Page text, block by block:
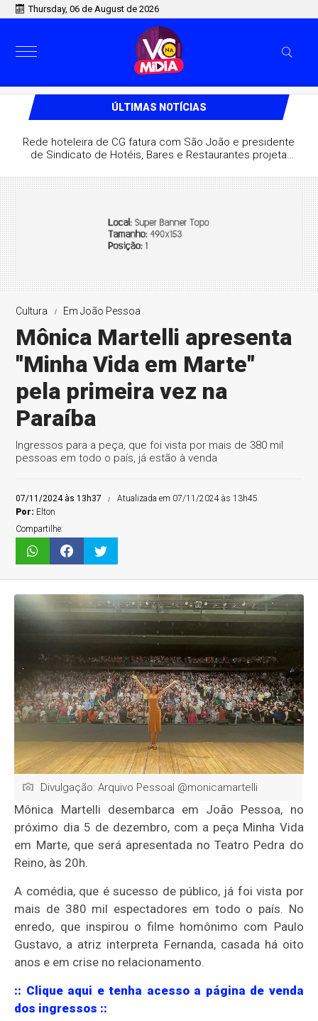
Thursday, 06 de August de 2026
ÚLTIMAS NOTÍCIAS
Rede hoteleira de CG fatura com São João e presidente
de Sindicato de Hotéis, Bares e Restaurantes projeta
Cultura Em João Pessoa
Mônica Martelli apresenta
"Minha Vida em Marte"
pela primeira vez na
Paraíba
Ingressos para a peça, que foi vista por mais de 380 mil
pessoas em todo o país, já estão à venda
07/11/2024 às 13h37
Atualizada em 07/11/2024 às 13h45
Por: Elton
Compartilhe:
Divulgação: Arquivo Pessoal @monicamartelli
Mônica Martelli desembarca em João Pessoa, no
próximo dia 5 de dezembro, com a peça Minha Vida
em Marte, que será apresentada no Teatro Pedra do
Reino, às 20h.
A comédia, que é sucesso de público, já foi vista por
mais de 380 mil espectadores em todo o país. No
enredo, que inspirou o filme homônimo com Paulo
Gustavo, a atriz interpreta Fernanda, casada há oito
anos e em crise no relacionamento.
:: Clique aqui e tenha acesso a página de venda
dos ingressos ::